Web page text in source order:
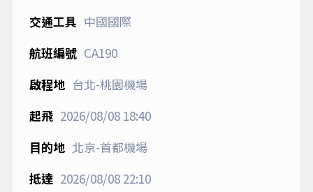
中國國際
CA190
台北-桃園機場
2026/08/0818:40
北京-首都機場
2026/08/0822:10